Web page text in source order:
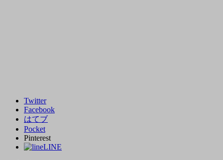
Twitter
Facebook
はてブ
Pocket
Pinterest
LINE